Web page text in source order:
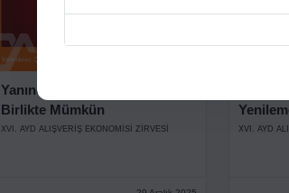
Yanındayız, Çünkü Eşitlik
Birlikte Mümkün
XVI. AYD ALIŞVERİŞ EKONOMİSİ ZİRVESİ XVI. AYD